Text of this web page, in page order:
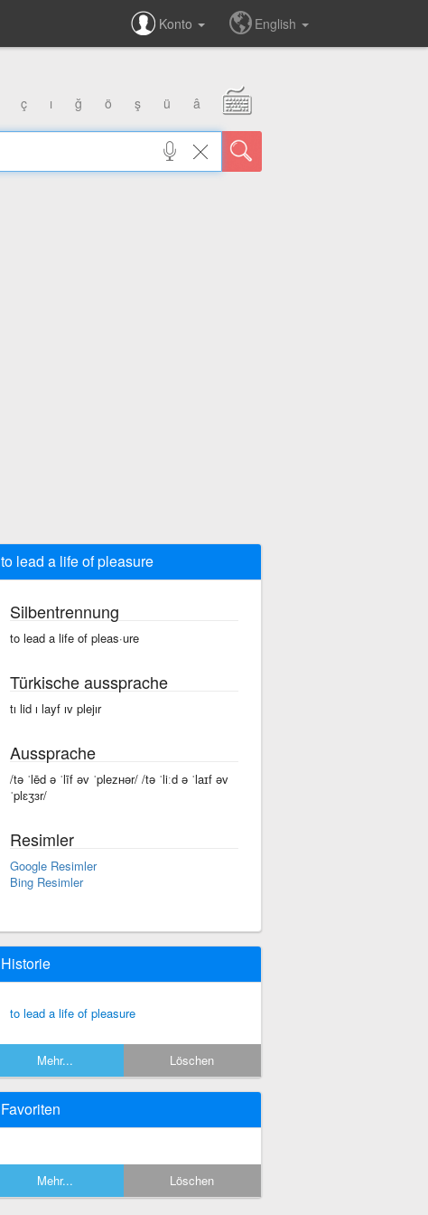
Konto English
ç ı ğ ö ş ü â
to lead a life of pleasure
Silbentrennung
to lead a life of pleas·ure
Türkische aussprache
tı lid ı layf ıv plejır
Aussprache
/tə ˈlēd ə ˈlīf əv ˈpleᴢʜər/ /tə ˈliːd ə ˈlaɪf əv
ˈplɛʒɜr/
Resimler
Google Resimler
Bing Resimler
Historie
to lead a life of pleasure
Mehr... Löschen
Favoriten
Mehr... Löschen